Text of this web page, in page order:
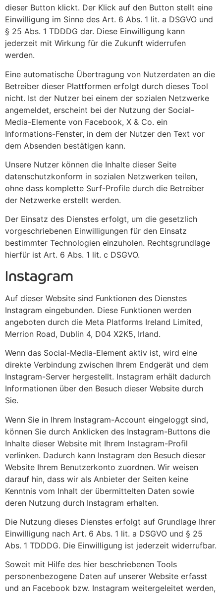
dieser Button klickt. Der Klick auf den Button stellt eine
Einwilligung im Sinne des Art. 6 Abs. 1 lit. a DSGVO und
§ 25 Abs. 1 TDDDG dar. Diese Einwilligung kann
jederzeit mit Wirkung für die Zukunft widerrufen
werden.
Eine automatische Übertragung von Nutzerdaten an die
Betreiber dieser Plattformen erfolgt durch dieses Tool
nicht. Ist der Nutzer bei einem der sozialen Netzwerke
angemeldet, erscheint bei der Nutzung der Social-
Media-Elemente von Facebook, X & Co. ein
Informations-Fenster, in dem der Nutzer den Text vor
dem Absenden bestätigen kann.
Unsere Nutzer können die Inhalte dieser Seite
datenschutzkonform in sozialen Netzwerken teilen,
ohne dass komplette Surf-Profile durch die Betreiber
der Netzwerke erstellt werden.
Der Einsatz des Dienstes erfolgt, um die gesetzlich
vorgeschriebenen Einwilligungen für den Einsatz
bestimmter Technologien einzuholen. Rechtsgrundlage
hierfür ist Art. 6 Abs. 1 lit. c DSGVO.
Instagram
Auf dieser Website sind Funktionen des Dienstes
Instagram eingebunden. Diese Funktionen werden
angeboten durch die Meta Platforms Ireland Limited,
Merrion Road, Dublin 4, D04 X2K5, Irland.
Wenn das Social-Media-Element aktiv ist, wird eine
direkte Verbindung zwischen Ihrem Endgerät und dem
Instagram-Server hergestellt. Instagram erhält dadurch
Informationen über den Besuch dieser Website durch
Sie.
Wenn Sie in Ihrem Instagram-Account eingeloggt sind,
können Sie durch Anklicken des Instagram-Buttons die
Inhalte dieser Website mit Ihrem Instagram-Profil
verlinken. Dadurch kann Instagram den Besuch dieser
Website Ihrem Benutzerkonto zuordnen. Wir weisen
darauf hin, dass wir als Anbieter der Seiten keine
Kenntnis vom Inhalt der übermittelten Daten sowie
deren Nutzung durch Instagram erhalten.
Die Nutzung dieses Dienstes erfolgt auf Grundlage Ihrer
Einwilligung nach Art. 6 Abs. 1 lit. a DSGVO und § 25
Abs. 1 TDDDG. Die Einwilligung ist jederzeit widerrufbar.
Soweit mit Hilfe des hier beschriebenen Tools
personenbezogene Daten auf unserer Website erfasst
und an Facebook bzw. Instagram weitergeleitet werden,